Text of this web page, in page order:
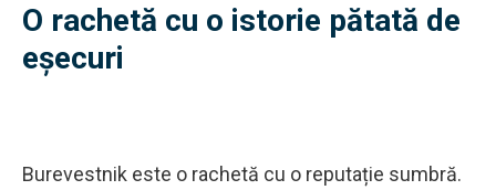
O rachetă cu o istorie pătată de
eșecuri
Burevestnik este o rachetă cu o reputație sumbră.